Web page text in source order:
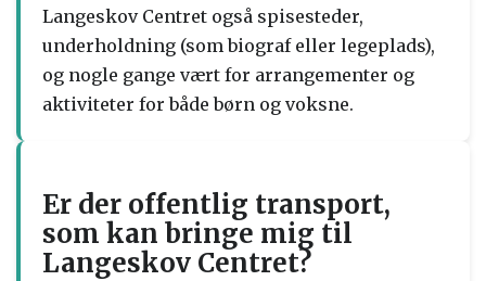
Langeskov Centret også spisesteder,
underholdning (som biograf eller legeplads),
og nogle gange vært for arrangementer og
aktiviteter for både børn og voksne.
Er der offentlig transport,
som kan bringe mig til
Langeskov Centret?